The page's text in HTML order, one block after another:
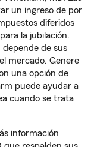
un ingreso de por
diferidos
la jubilación.
depende de sus
mercado. Genere
una opción de
puede ayudar a
cuando se trata
información